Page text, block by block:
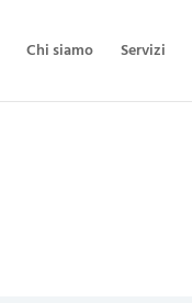
Chi siamo Servizi